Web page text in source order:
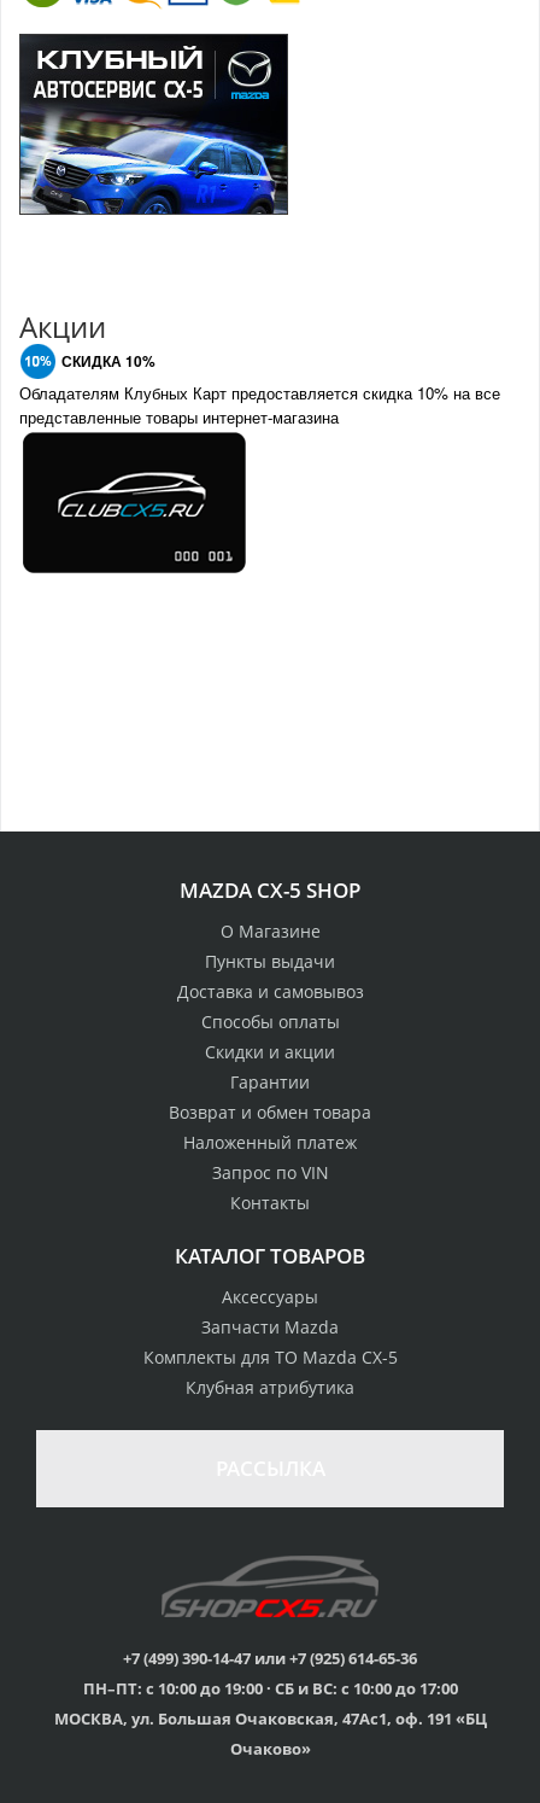
стоимости
товаром
Гарантия качества
Вы можете выбрать
наиболее удобный
для Вас
Профессиональная
консультация
мы знаем о Mazda CX-
Скидки
членам клуба и
обладателям клубных
Оперативная доставка
Акции
СКИДКА 10%
Обладателям Клубных Карт предоставляется скидка 10% на все
представленные товары интернет-магазина
MAZDA CX-5 SHOP
О Магазине
Пункты выдачи
Доставка и самовывоз
Способы оплаты
Скидки и акции
Гарантии
Возврат и обмен товара
Наложенный платеж
Запрос по VIN
Контакты
КАТАЛОГ ТОВАРОВ
Аксессуары
Запчасти Mazda
Комплекты для ТО Mazda CX-5
Клубная атрибутика
+7 (499) 390-14-47 или +7 (925) 614-65-36
ПН–ПТ: с 10:00 до 19:00 · СБ и ВС: с 10:00 до 17:00
МОСКВА, ул. Большая Очаковская, 47Ас1, оф. 191 «БЦ
Очаково»